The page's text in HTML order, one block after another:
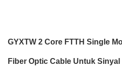
GYXTW 2 Core FTTH Single
Fiber Optic Cable Untuk